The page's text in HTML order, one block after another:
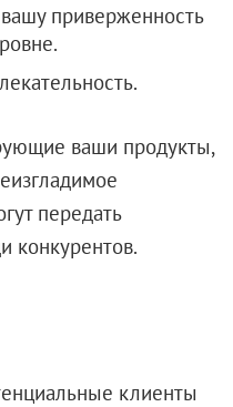
приверженность
ваши продукты,
передать
конкурентов.
клиенты